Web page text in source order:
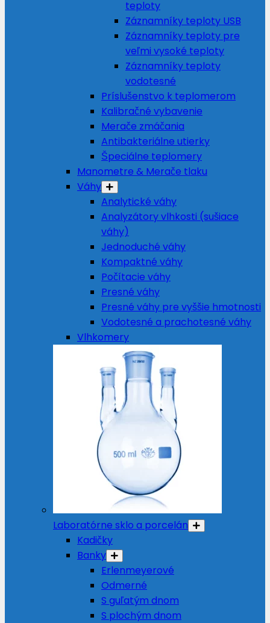
teploty
Záznamníky teploty USB
Záznamníky teploty pre
veľmi vysoké teploty
Záznamníky teploty
vodotesné
Príslušenstvo k teplomerom
Kalibračné vybavenie
Merače zmáčania
Antibakteriálne utierky
Špeciálne teplomery
Manometre & Merače tlaku
Váhy
Analytické váhy
Analyzátory vlhkosti (sušiace
váhy)
Jednoduché váhy
Kompaktné váhy
Počítacie váhy
Presné váhy
Presné váhy pre vyššie hmotnosti
Vodotesné a prachotesné váhy
Vlhkomery
Laboratórne sklo a porcelán
Kadičky
Banky
Erlenmeyerové
Odmerné
S guľatým dnom
S plochým dnom